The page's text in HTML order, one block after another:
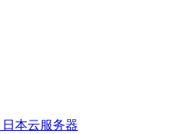
日本云服务器